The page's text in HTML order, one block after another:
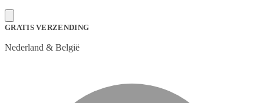
GRATIS VERZENDING
Nederland & België